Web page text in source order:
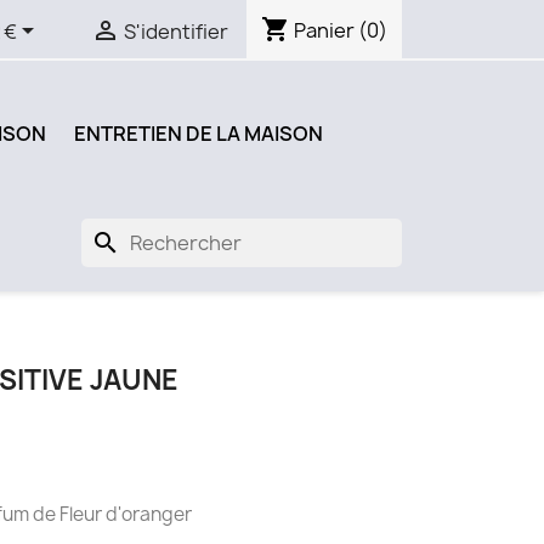
€  S'identifier shopping_cart Panier (0)
ENTRETIEN DE LA MAISON
search
JAUNE
de Fleur d'oranger